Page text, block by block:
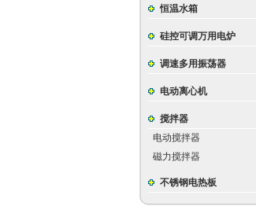
恒温水箱
硅控可调万用电炉
调速多用振荡器
电动离心机
搅拌器
电动搅拌器
磁力搅拌器
不锈钢电热板